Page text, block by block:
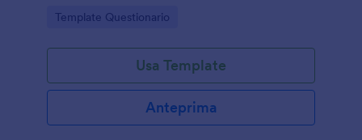
attività educative.
Go to Category:
Template Questionario
Usa Template
Anteprima